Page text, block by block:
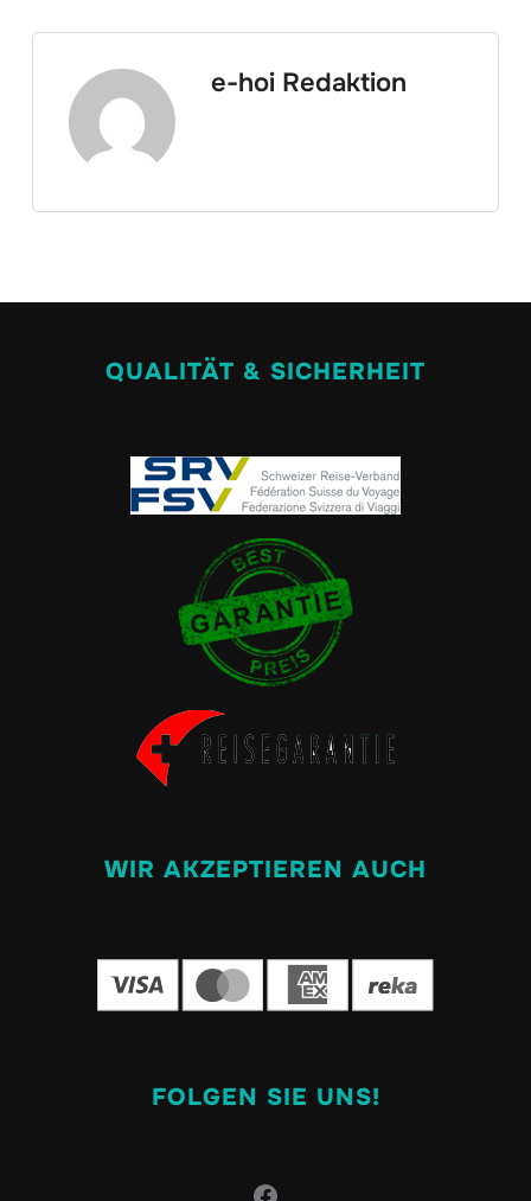
e-hoi Redaktion
QUALITÄT & SICHERHEIT
WIR AKZEPTIEREN AUCH
FOLGEN SIE UNS!
Facebook